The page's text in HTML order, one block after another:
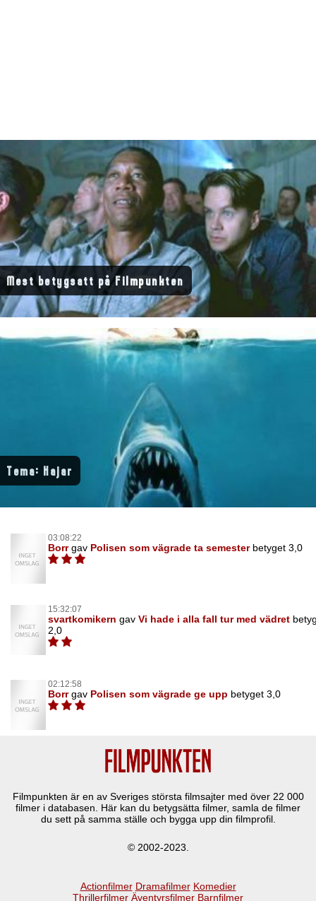
Mest betygsatt på Filmpunkten
Tema: Hajar
03:08:22
Borrgav Polisen som vägrade ta semester betyget 3,0
15:32:07
svartkomikern gav Vi hade i alla fall tur med vädret
2,0
02:12:58
Borrgav Polisen som vägrade ge upp betyget 3,0
Filmpunkten är en av Sveriges största filmsajter med över 22 000
filmer i databasen. Här kan du betygsätta filmer, samla de filmer
du sett på samma ställe och bygga upp din filmprofil.
© 2002-2023.
Actionfilmer Dramafilmer Komedier
Thrillerfilmer Äventyrsfilmer Barnfilmer